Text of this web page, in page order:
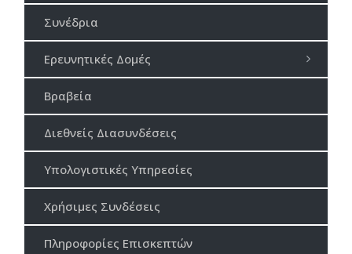
Συνέδρια
Ερευνητικές Δομές
Βραβεία
Διεθνείς Διασυνδέσεις
Υπολογιστικές Υπηρεσίες
Χρήσιμες Συνδέσεις
Πληροφορίες Επισκεπτών